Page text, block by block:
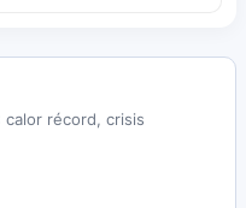
récord, crisis